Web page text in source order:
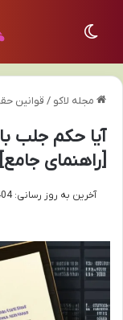
مجله لاکو / قوانین
آیا حکم جلب
[راهنمای جامع]
آخرین به روز رسانی: 06/08/1404